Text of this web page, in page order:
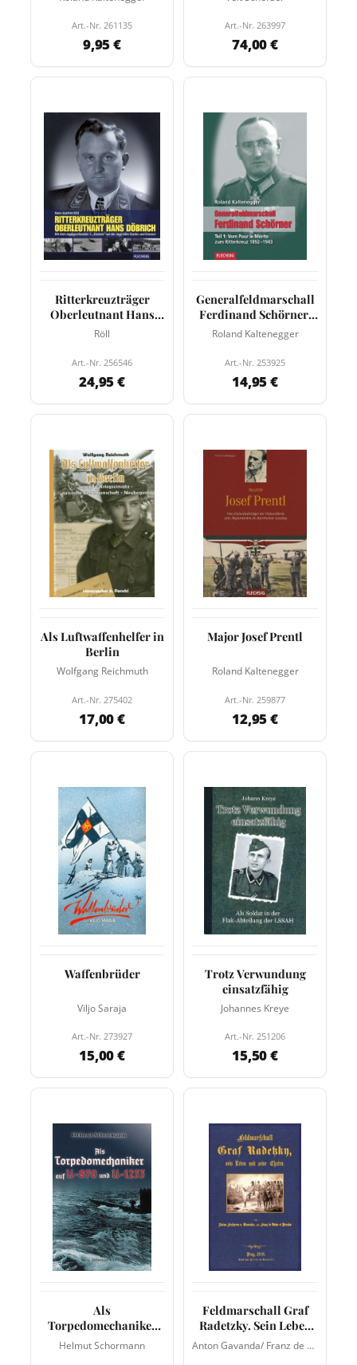
Art.-Nr. 261135
9,95 €
Art.-Nr. 263997
74,00 €
Ritterkreuzträger
Oberleutnant Hans
Döbrich
Röll
Art.-Nr. 256546
24,95 €
Generalfeldmarschall
Ferdinand Schörner,
Teil 1:
Roland Kaltenegger
Art.-Nr. 253925
14,95 €
Als Luftwaffenhelfer in
Berlin
Wolfgang Reichmuth
Art.-Nr. 275402
17,00 €
Major Josef Prentl
Roland Kaltenegger
Art.-Nr. 259877
12,95 €
Waffenbrüder
Viljo Saraja
Art.-Nr. 273927
15,00 €
Trotz Verwundung
einsatzfähig
Johannes Kreye
Art.-Nr. 251206
15,50 €
Als
Torpedomechaniker
auf U-870 und U-1233
Helmut Schormann
Feldmarschall Graf
Radetzky. Sein Leben
und seine Taten
Anton Gavanda/ Franz de Vuko